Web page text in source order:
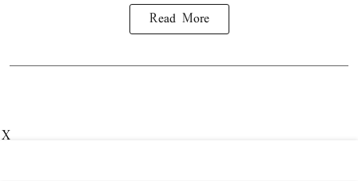
Read More
X